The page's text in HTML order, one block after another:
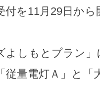
付を11月29日から
よしもとプラン
従量電灯Ａ」と